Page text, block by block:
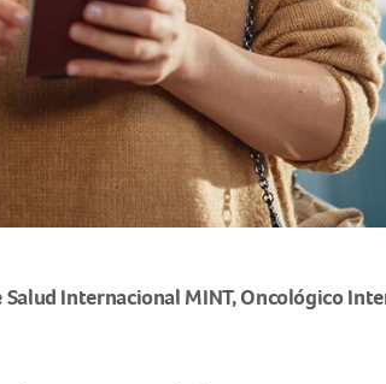
Internacional MINT, Oncológico